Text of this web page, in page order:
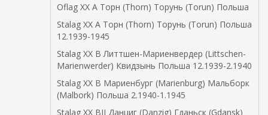
Oflag XX A Торн (Thorn) Торунь (Torun) Польша
Stalag XX A Торн (Thorn) Торунь (Torun) Польша
12.1939-1945
Stalag XX B Литтшен-Мариенвердер (Littschen-
Marienwerder) Квидзынь Польша 12.1939-2.1940
Stalag XX B Мариенбург (Marienburg) Мальборк
(Malbork) Польша 2.1940-1.1945
Stalag XX BII Данциг (Danzig) Гданьск (Gdansk)